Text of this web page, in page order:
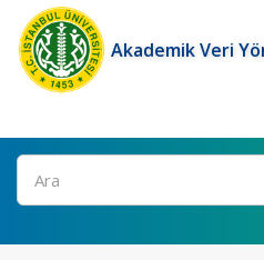
Akademik Veri
Ara